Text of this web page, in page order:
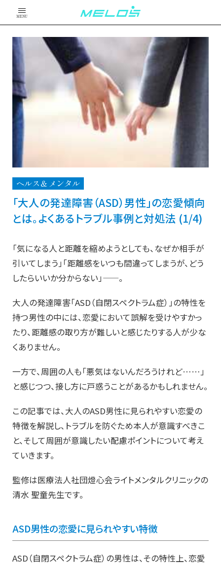
MENU
ヘルス＆メンタル
「大人の発達障害（ASD）男性」の恋愛傾向
とは。よくあるトラブル事例と対処法 (1/4)
「気になる人と距離を縮めようとしても、なぜか相手が
引いてしまう」「距離感をいつも間違ってしまうが、どう
したらいいか分からない」——。
大人の発達障害「ASD（自閉スペクトラム症）」の特性を
持つ男性の中には、恋愛において誤解を受けやすかっ
たり、距離感の取り方が難しいと感じたりする人が少な
くありません。
一方で、周囲の人も「悪気はないんだろうけれど……」
と感じつつ、接し方に戸惑うことがあるかもしれません。
この記事では、大人のASD男性に見られやすい恋愛の
特徴を解説し、トラブルを防ぐため本人が意識すべきこ
と、そして周囲が意識したい配慮ポイントについて考え
ていきます。
監修は医療法人社団燈心会ライトメンタルクリニックの
清水 聖童先生です。
ASD男性の恋愛に見られやすい特徴
ASD（自閉スペクトラム症）の男性は、その特性上、恋愛